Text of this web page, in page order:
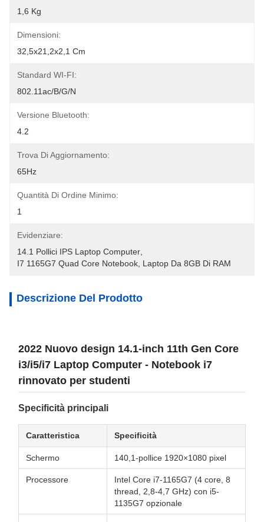
1,6 Kg
Dimensioni:
32,5x21,2x2,1 Cm
Standard WI-FI:
802.11ac/b/g/n
Versione Bluetooth:
4.2
Trova Di Aggiornamento:
65Hz
Quantità Di Ordine Minimo:
1
Evidenziare:
14.1 Pollici IPS Laptop Computer
I7 1165G7 Quad Core Notebook Laptop Da 8GB Di RAM
Descrizione Del Prodotto
2022 Nuovo design 14.1-inch 11th Gen Core
i3/i5/i7 Laptop Computer - Notebook i7
rinnovato per studenti
Specificità principali
Caratteristica Specificità
Schermo 140,1-pollice 1920×1080 pixel
Processore
Intel Core i7-1165G7 (4 core, 8
thread, 2,8-4,7 GHz) con i5-
1135G7 opzionale